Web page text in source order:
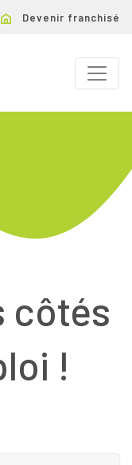
Devenir franchisé
côtés
!